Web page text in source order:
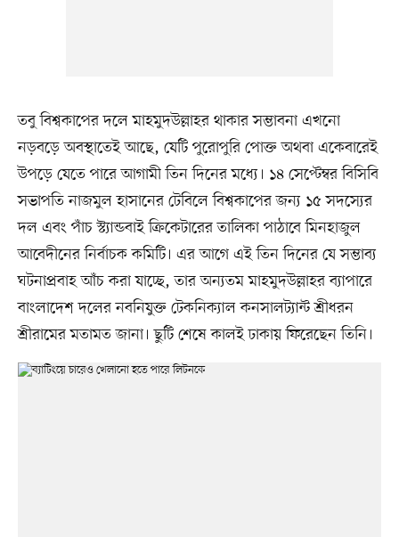
তবু বিশ্বকাপের দলে মাহমুদউল্লাহর থাকার সম্ভাবনা এখনো
নড়বড়ে অবস্থাতেই আছে, যেটি পুরোপুরি পোক্ত অথবা একেবারেই
উপড়ে যেতে পারে আগামী তিন দিনের মধ্যে। ১৪ সেপ্টেম্বর বিসিবি
সভাপতি নাজমুল হাসানের টেবিলে বিশ্বকাপের জন্য ১৫ সদস্যের
দল এবং পাঁচ স্ট্যান্ডবাই ক্রিকেটারের তালিকা পাঠাবে মিনহাজুল
আবেদীনের নির্বাচক কমিটি। এর আগে এই তিন দিনের যে সম্ভাব্য
ঘটনাপ্রবাহ আঁচ করা যাচ্ছে, তার অন্যতম মাহমুদউল্লাহর ব্যাপারে
বাংলাদেশ দলের নবনিযুক্ত টেকনিক্যাল কনসালট্যান্ট শ্রীধরন
শ্রীরামের মতামত জানা। ছুটি শেষে কালই ঢাকায় ফিরেছেন তিনি।